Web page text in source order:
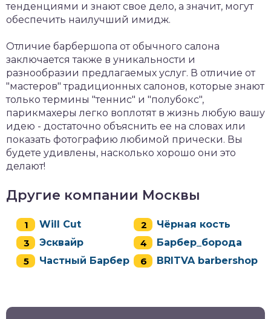
тенденциями и знают свое дело, а значит, могут
обеспечить наилучший имидж.
Отличие барбершопа от обычного салона
заключается также в уникальности и
разнообразии предлагаемых услуг. В отличие от
"мастеров" традиционных салонов, которые знают
только термины "теннис" и "полубокс",
парикмахеры легко воплотят в жизнь любую вашу
идею - достаточно объяснить ее на словах или
показать фотографию любимой прически. Вы
будете удивлены, насколько хорошо они это
делают!
Другие компании Москвы
Will Cut
Чёрная кость
Эсквайр
Барбер_борода
Частный Барбер
BRITVA barbershop